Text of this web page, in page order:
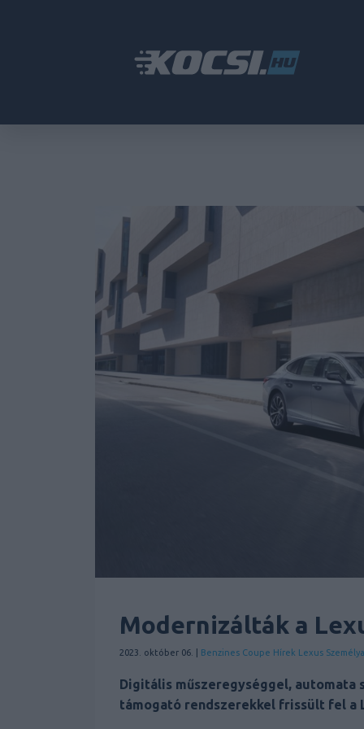
Modernizálták a
2023. október 06. | Benzines Coupe Hírek Lexus
Digitális műszeregységgel,
támogató rendszerekkel frissült fel a